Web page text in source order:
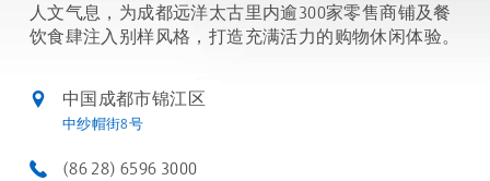
人文气息，为成都远洋太古里内逾300家零售商铺及餐
饮食肆注入别样风格，打造充满活力的购物休闲体验。
中国成都市锦江区
中纱帽街8号
(86 28) 6596 3000